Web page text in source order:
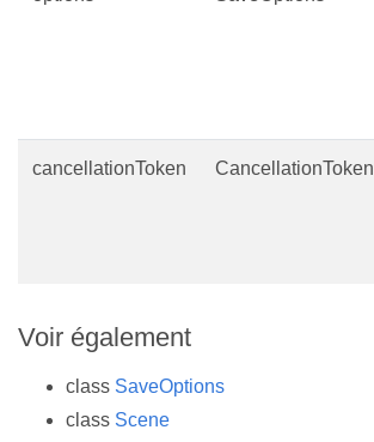
cancellationToken CancellationToken
Voir également
class SaveOptions
class Scene